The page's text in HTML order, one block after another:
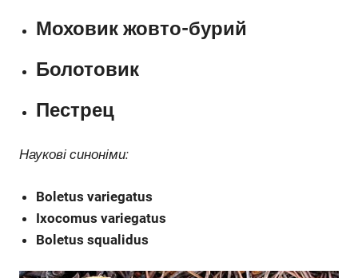
Моховик жовто-бурий
Болотовик
Пестрец
Наукові синоніми:
Boletus variegatus
Ixocomus variegatus
Boletus squalidus